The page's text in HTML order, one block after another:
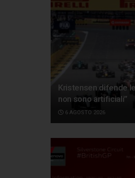
Kristensen difende
non sono artificiali”
6 AGOSTO 2026